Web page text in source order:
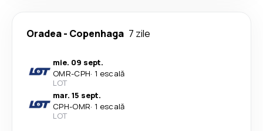
Oradea- Copenhaga 7 zile
mie. 09 sept.
OMR-CPH· 1 escală
LOT
mar. 15 sept.
CPH-OMR· 1 escală
LOT